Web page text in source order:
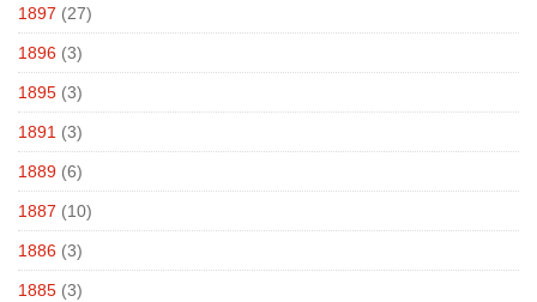
1897 (27)
1896 (3)
1895 (3)
1891 (3)
1889 (6)
1887 (10)
1886 (3)
1885 (3)